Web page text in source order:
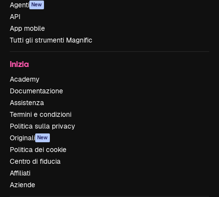
Agenti New
API
App mobile
Tutti gli strumenti Magnific
Inizia
Academy
Documentazione
Assistenza
Termini e condizioni
Politica sulla privacy
Originali New
Politica dei cookie
Centro di fiducia
Affiliati
Aziende